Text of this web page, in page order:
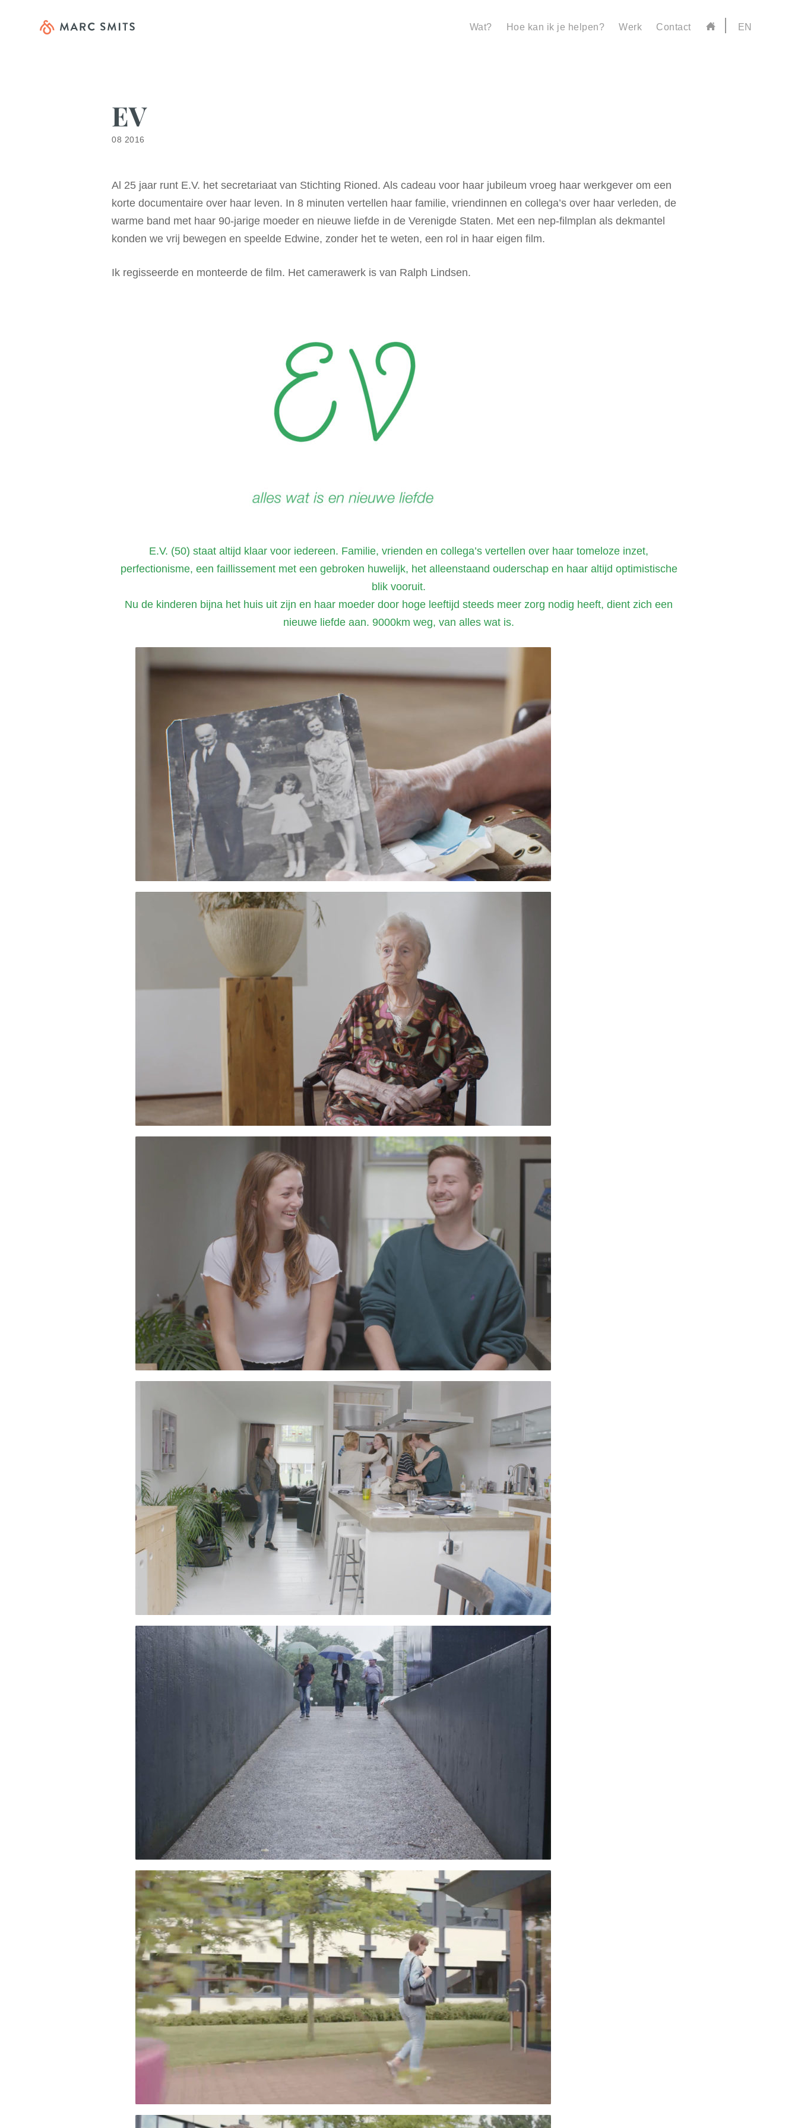
Wat? Hoe kan ik je helpen? Werk Contact EN
EV
08 2016
Al 25 jaar runt E.V. het secretariaat van Stichting Rioned. Als cadeau voor haar jubileum vroeg haar werkgever om een
korte documentaire over haar leven. In 8 minuten vertellen haar familie, vriendinnen en collega’s over haar verleden, de
warme band met haar 90‑jarige moeder en nieuwe liefde in de Verenigde Staten. Met een nep-filmplan als dekmantel
konden we vrij bewegen en speelde Edwine, zonder het te weten, een rol in haar eigen film.
Ik regisseerde en monteerde de film. Het camerawerk is van Ralph Lindsen.
E.V. (50) staat altijd klaar voor iedereen. Familie, vrienden en collega’s vertellen over haar tomeloze inzet,
perfectionisme, een faillissement met een gebroken huwelijk, het alleenstaand ouderschap en haar altijd optimistische
blik vooruit.
Nu de kinderen bijna het huis uit zijn en haar moeder door hoge leeftijd steeds meer zorg nodig heeft, dient zich een
nieuwe liefde aan. 9000km weg, van alles wat is.